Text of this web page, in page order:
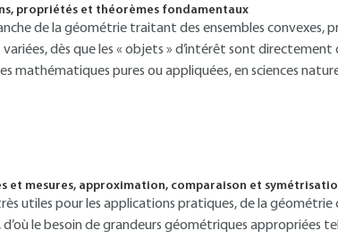
propriétés et théorèmes fondamentaux
de la géométrie traitant des ensembles convexes,
dès que les « objets » d’intérêt sont
mathématiques pures ou appliquées, en sciences
et mesures, approximation, comparaison et
utiles pour les applications pratiques, de la géométrie
le besoin de grandeurs géométriques appropriées